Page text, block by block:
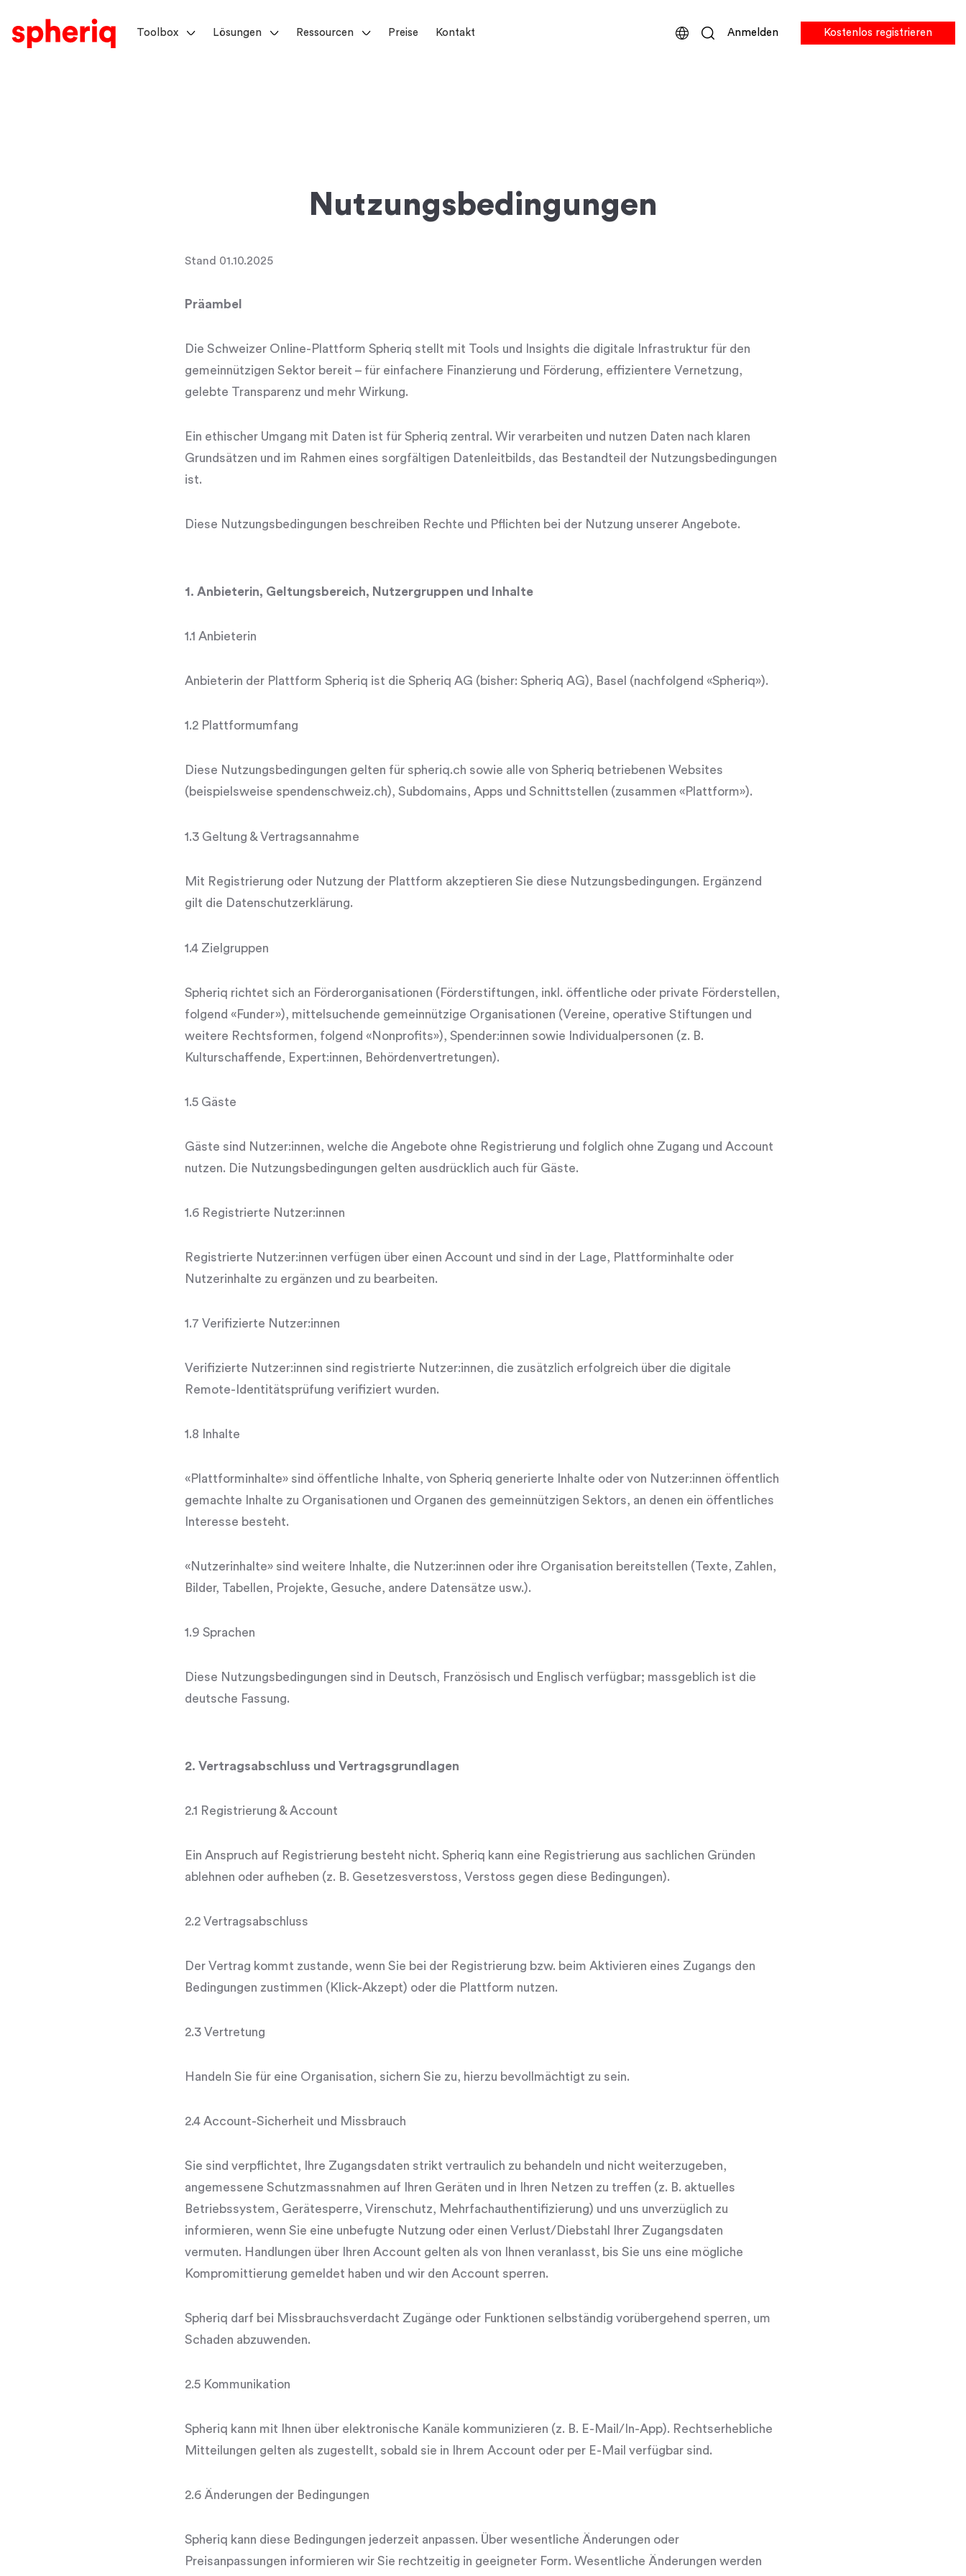
Toolbox Lösungen Ressourcen Preise Kontakt Anmelden Kostenlos registrieren
Nutzungsbedingungen
Stand 01.10.2025
Präambel
Die Schweizer Online-Plattform Spheriq stellt mit Tools und Insights die digitale Infrastruktur für den
gemeinnützigen Sektor bereit – für einfachere Finanzierung und Förderung, effizientere Vernetzung,
gelebte Transparenz und mehr Wirkung.
Ein ethischer Umgang mit Daten ist für Spheriq zentral. Wir verarbeiten und nutzen Daten nach klaren
Grundsätzen und im Rahmen eines sorgfältigen Datenleitbilds, das Bestandteil der Nutzungsbedingungen
ist.
Diese Nutzungsbedingungen beschreiben Rechte und Pflichten bei der Nutzung unserer Angebote.
1. Anbieterin, Geltungsbereich, Nutzergruppen und Inhalte
1.1 Anbieterin
Anbieterin der Plattform Spheriq ist die Spheriq AG (bisher: Spheriq AG), Basel (nachfolgend «Spheriq»).
1.2 Plattformumfang
Diese Nutzungsbedingungen gelten für spheriq.ch sowie alle von Spheriq betriebenen Websites
(beispielsweise spendenschweiz.ch), Subdomains, Apps und Schnittstellen (zusammen «Plattform»).
1.3 Geltung & Vertragsannahme
Mit Registrierung oder Nutzung der Plattform akzeptieren Sie diese Nutzungsbedingungen. Ergänzend
gilt die Datenschutzerklärung.
1.4 Zielgruppen
Spheriq richtet sich an Förderorganisationen (Förderstiftungen, inkl. öffentliche oder private Förderstellen,
folgend «Funder»), mittelsuchende gemeinnützige Organisationen (Vereine, operative Stiftungen und
weitere Rechtsformen, folgend «Nonprofits»), Spender:innen sowie Individualpersonen (z. B.
Kulturschaffende, Expert:innen, Behördenvertretungen).
1.5 Gäste
Gäste sind Nutzer:innen, welche die Angebote ohne Registrierung und folglich ohne Zugang und Account
nutzen. Die Nutzungsbedingungen gelten ausdrücklich auch für Gäste.
1.6 Registrierte Nutzer:innen
Registrierte Nutzer:innen verfügen über einen Account und sind in der Lage, Plattforminhalte oder
Nutzerinhalte zu ergänzen und zu bearbeiten.
1.7 Verifizierte Nutzer:innen
Verifizierte Nutzer:innen sind registrierte Nutzer:innen, die zusätzlich erfolgreich über die digitale
Remote-Identitätsprüfung verifiziert wurden.
1.8 Inhalte
«Plattforminhalte» sind öffentliche Inhalte, von Spheriq generierte Inhalte oder von Nutzer:innen öffentlich
gemachte Inhalte zu Organisationen und Organen des gemeinnützigen Sektors, an denen ein öffentliches
Interesse besteht.
«Nutzerinhalte» sind weitere Inhalte, die Nutzer:innen oder ihre Organisation bereitstellen (Texte, Zahlen,
Bilder, Tabellen, Projekte, Gesuche, andere Datensätze usw.).
1.9 Sprachen
Diese Nutzungsbedingungen sind in Deutsch, Französisch und Englisch verfügbar; massgeblich ist die
deutsche Fassung.
2. Vertragsabschluss und Vertragsgrundlagen
2.1 Registrierung & Account
Ein Anspruch auf Registrierung besteht nicht. Spheriq kann eine Registrierung aus sachlichen Gründen
ablehnen oder aufheben (z. B. Gesetzesverstoss, Verstoss gegen diese Bedingungen).
2.2 Vertragsabschluss
Der Vertrag kommt zustande, wenn Sie bei der Registrierung bzw. beim Aktivieren eines Zugangs den
Bedingungen zustimmen (Klick-Akzept) oder die Plattform nutzen.
2.3 Vertretung
Handeln Sie für eine Organisation, sichern Sie zu, hierzu bevollmächtigt zu sein.
2.4 Account-Sicherheit und Missbrauch
Sie sind verpflichtet, Ihre Zugangsdaten strikt vertraulich zu behandeln und nicht weiterzugeben,
angemessene Schutzmassnahmen auf Ihren Geräten und in Ihren Netzen zu treffen (z. B. aktuelles
Betriebssystem, Gerätesperre, Virenschutz, Mehrfachauthentifizierung) und uns unverzüglich zu
informieren, wenn Sie eine unbefugte Nutzung oder einen Verlust/Diebstahl Ihrer Zugangsdaten
vermuten. Handlungen über Ihren Account gelten als von Ihnen veranlasst, bis Sie uns eine mögliche
Kompromittierung gemeldet haben und wir den Account sperren.
Spheriq darf bei Missbrauchsverdacht Zugänge oder Funktionen selbständig vorübergehend sperren, um
Schaden abzuwenden.
2.5 Kommunikation
Spheriq kann mit Ihnen über elektronische Kanäle kommunizieren (z. B. E-Mail/In-App). Rechtserhebliche
Mitteilungen gelten als zugestellt, sobald sie in Ihrem Account oder per E-Mail verfügbar sind.
2.6 Änderungen der Bedingungen
Spheriq kann diese Bedingungen jederzeit anpassen. Über wesentliche Änderungen oder
Preisanpassungen informieren wir Sie rechtzeitig in geeigneter Form. Wesentliche Änderungen werden